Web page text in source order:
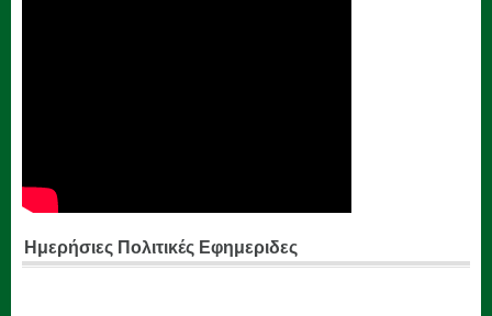
Ημερήσιες Πολιτικές Εφημεριδες